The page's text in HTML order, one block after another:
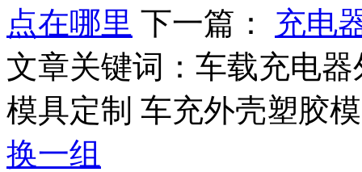
点在哪里 下一篇： 充电
文章关键词：车载充电
模具定制 车充外壳塑胶
换一组